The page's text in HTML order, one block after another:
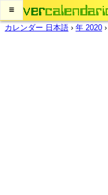
≡
カレンダー 日本語 › 年 2020 ›